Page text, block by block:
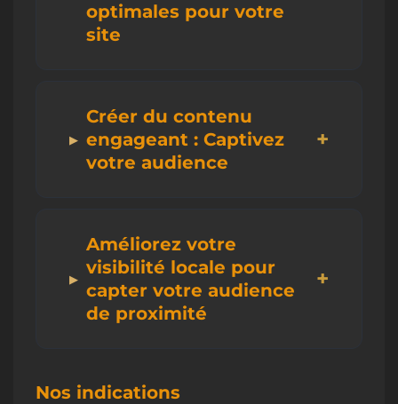
optimales pour votre
site
Créer du contenu
engageant : Captivez
votre audience
Améliorez votre
visibilité locale pour
capter votre audience
de proximité
Nos indications